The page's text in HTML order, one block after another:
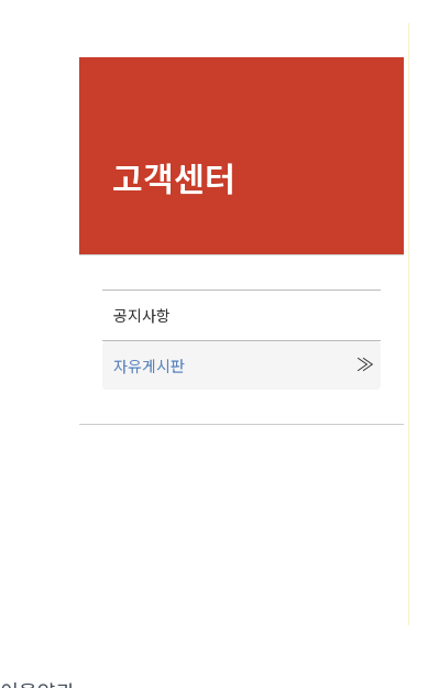
고객센터
공지사항
자유게시판